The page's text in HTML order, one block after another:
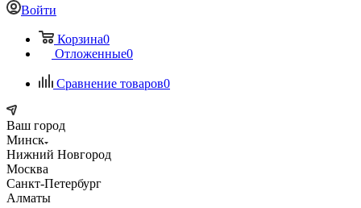
Войти
Корзина0
Отложенные0
Сравнение товаров0
Ваш город
Минск
Нижний Новгород
Москва
Санкт-Петербург
Алматы